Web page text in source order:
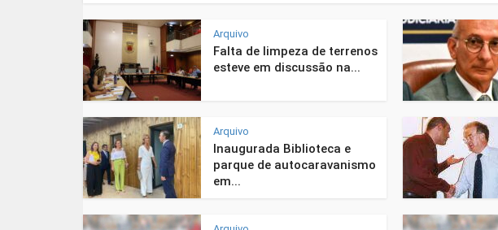
Arquivo
Falta de limpeza de terrenos
esteve em discussão na...
Arquivo
Inaugurada Biblioteca e
parque de autocaravanismo
em...